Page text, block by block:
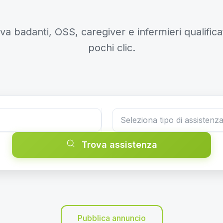
badanti, OSS, caregiver e infermieri
pochi clic.
Trova assistenza
Pubblica annuncio